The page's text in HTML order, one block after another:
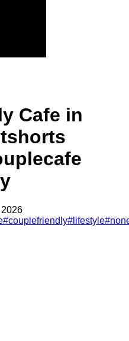
Cafe in
2026
#couplefriendly# lifestyle#